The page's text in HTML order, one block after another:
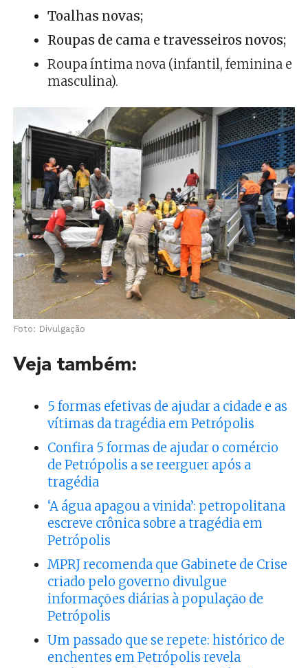
Toalhas novas;
Roupas de cama e travesseiros novos;
Roupa íntima nova (infantil, feminina e
masculina).
Foto: Divulgação
Veja também:
5 formas efetivas de ajudar a cidade e as
vítimas da tragédia em Petrópolis
Confira 5 formas de ajudar o comércio
de Petrópolis a se reerguer após a
tragédia
‘A água apagou a vinida’: petropolitana
escreve crônica sobre a tragédia em
Petrópolis
MPRJ recomenda que Gabinete de Crise
criado pelo governo divulgue
informações diárias à população de
Petrópolis
Um passado que se repete: histórico de
enchentes em Petrópolis revela